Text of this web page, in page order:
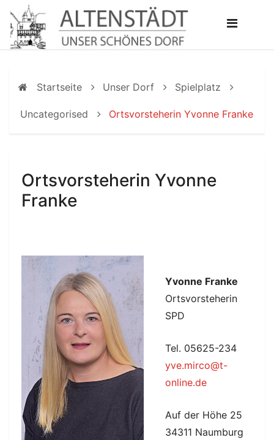
Startseite Unser Dorf Spielplatz
Uncategorised Ortsvorsteherin Yvonne Franke
Ortsvorsteherin Yvonne
Franke
Yvonne Franke
Ortsvorsteherin
SPD
Tel. 05625-234
yve.mirco@t-
online.de
Auf der Höhe 25
34311 Naumburg